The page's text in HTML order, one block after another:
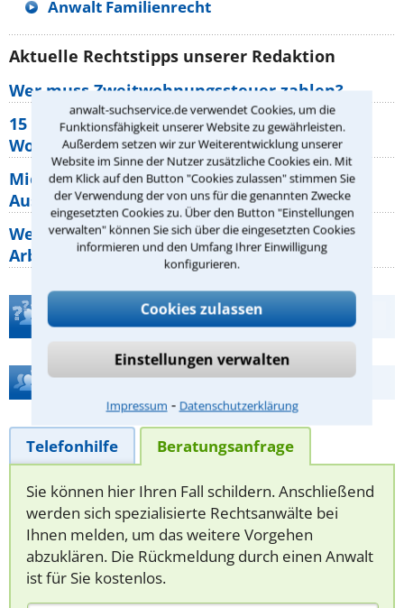
anwalt-suchservice.de verwendet Cookies, um die
Funktionsfähigkeit unserer Website zu gewährleisten.
Außerdem setzen wir zur Weiterentwicklung unserer
Website im Sinne der Nutzer zusätzliche Cookies ein. Mit
dem Klick auf den Button "Cookies zulassen" stimmen Sie
der Verwendung der von uns für die genannten Zwecke
eingesetzten Cookies zu. Über den Button "Einstellungen
verwalten" können Sie sich über die eingesetzten Cookies
informieren und den Umfang Ihrer Einwilligung
konfigurieren.
Cookies zulassen
Einstellungen verwalten
Impressum ⁃ Datenschutzerklärung
Anwalt Familienrecht
Aktuelle Rechtstipps unserer Redaktion
Wer muss Zweitwohnungssteuer zahlen?
15 elementare Rechte, die jeder
Wohnungseigentümer kennen sollte
Mietpreisbremse 2026: Alle Regeln,
Ausnahmen und Rechte für Mieter
Welche Regeln für Teilnahme, Urlaub,
Arbeitszeit gelten beim
Teste Dein Rechtswissen
Hilfe bei Ihrer Anwaltsuche?
Telefonhilfe Beratungsanfrage
Sie können hier Ihren Fall schildern. Anschließend
werden sich spezialisierte Rechtsanwälte bei
Ihnen melden, um das weitere Vorgehen
abzuklären. Die Rückmeldung durch einen Anwalt
ist für Sie kostenlos.